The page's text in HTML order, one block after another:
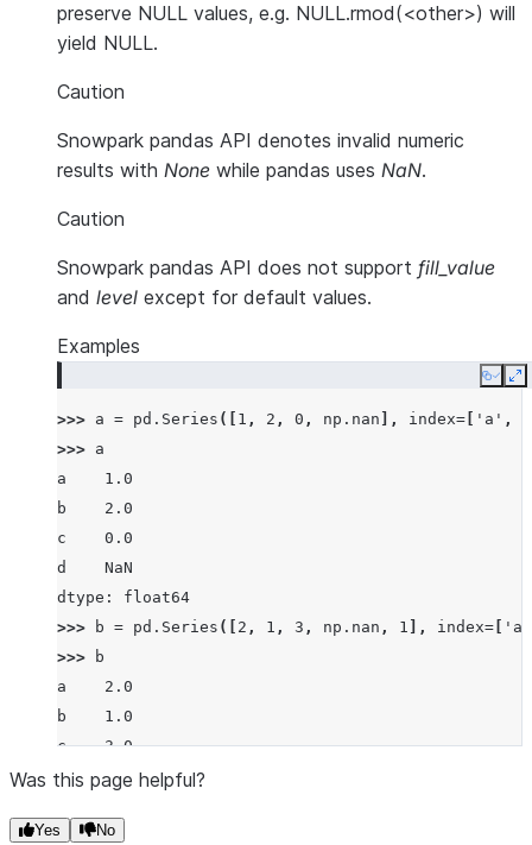
preserve NULL values, e.g. NULL.rmod(<other>) will
yield NULL.
Caution
Snowpark pandas API denotes invalid numeric
results with None while pandas uses NaN.
Caution
Snowpark pandas API does not support fill_value
and level except for default values.
Examples
Copy
>>> a = pd . Series ([ 1 , 2 , 0 , np . nan ], index= 'a' ,
>>> a
a    1.0
b    2.0
c    0.0
d    NaN
dtype: float64
>>>
b = pd . Series ([ 2 , 1 , 3 , np . nan , 1 ], index=
'a'
>>>
b
a    2.0
b    1.0
c    3.0
d    NaN
dtype: float64
Was this page helpful?
Yes No